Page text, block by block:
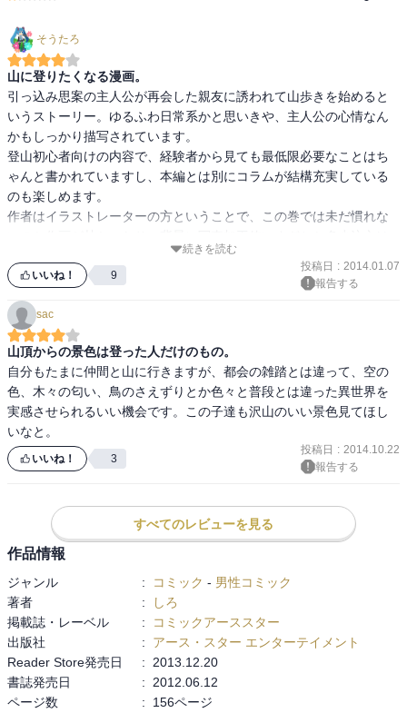
そうたろ
山に登りたくなる漫画。
引っ込み思案の主人公が再会した親友に誘われて山歩きを始めると
いうストーリー。ゆるふわ日常系かと思いきや、主人公の心情なん
かもしっかり描写されています。
登山初心者向けの内容で、経験者から見ても最低限必要なことはち
ゃんと書かれていますし、本編とは別にコラムが結構充実している
のも楽しめます。
作者はイラストレーターの方ということで、この巻では未だ慣れな
ありますが、巻を重ねるにつれて洗練されていきますのでご安心
を。
続きを読む
いいね！ 9
投稿日 : 2014.01.07
報告する
sac
山頂からの景色は登った人だけのもの。
自分もたまに仲間と山に行きますが、都会の雑踏とは違って、空の
色、木々の匂い、鳥のさえずりとか色々と普段とは違った異世界を
実感させられるいい機会です。この子達も沢山のいい景色見てほし
いなと。
いいね！ 3
投稿日 : 2014.10.22
報告する
すべてのレビューを見る
作品情報
ジャンル : コミック - 男性コミック
著者
:
しろ
掲載誌・レーベル
:
コミックアーススター
出版社
:
アース・スター エンターテイメント
Reader Store発売日
:
2013.12.20
書誌発売日
:
2012.06.12
ページ数
:
156ページ